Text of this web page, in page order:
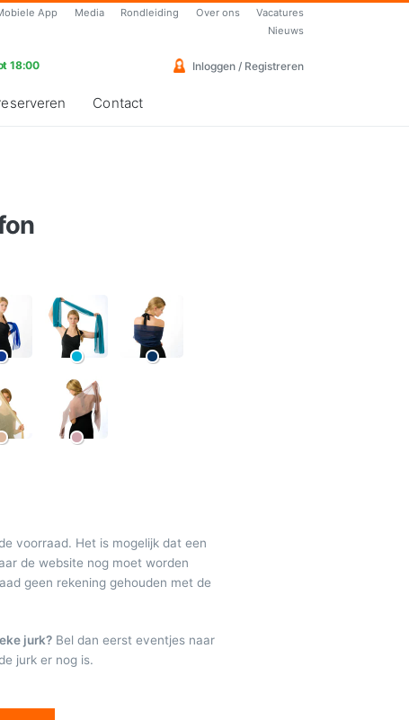
App Media Rondleiding Over ons
Vacatures
Nieuws
18:00 Inloggen / Registreren
Contact
voorraad. Het is mogelijk dat een
de website nog moet worden
geen rekening gehouden met de
jurk? Bel dan eerst eventjes naar
jurk er nog is.